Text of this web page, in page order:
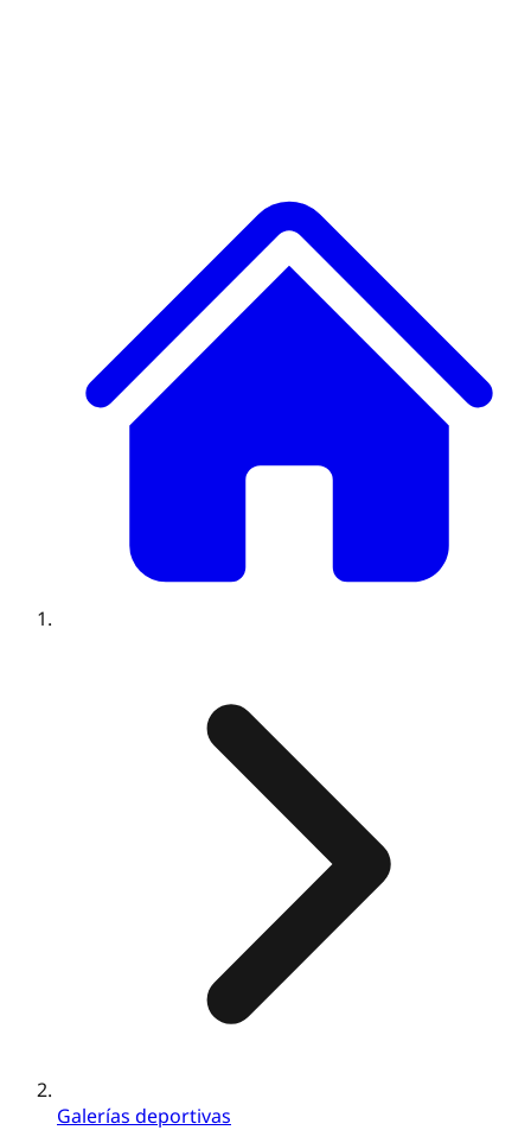
Galerías deportivas